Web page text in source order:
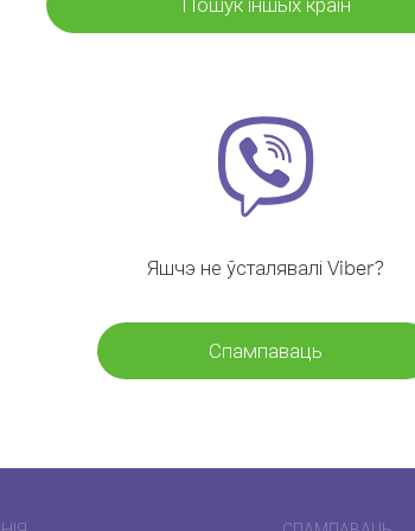
Яшчэ не ўсталявалі Viber?
Спампаваць